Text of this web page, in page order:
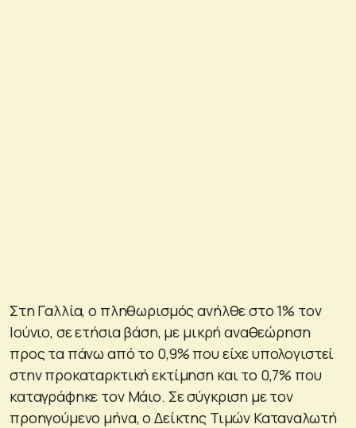
Στη Γαλλία, ο πληθωρισμός ανήλθε στο 1% τον
Ιούνιο, σε ετήσια βάση, με μικρή αναθεώρηση
προς τα πάνω από το 0,9% που είχε υπολογιστεί
στην προκαταρκτική εκτίμηση και το 0,7% που
καταγράφηκε τον Μάιο. Σε σύγκριση με τον
προηγούμενο μήνα, ο Δείκτης Τιμών Καταναλωτή